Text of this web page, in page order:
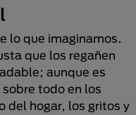
lo que imaginamos.
que los regañen
aunque es
todo en los
del hogar, los gritos y